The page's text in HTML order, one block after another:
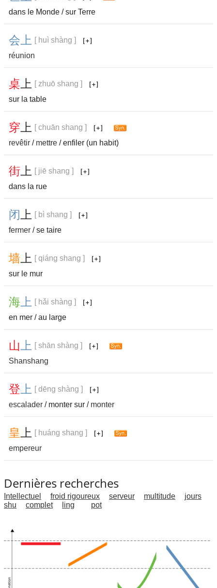
dans le Monde / sur Terre
会 上 [ huì shàng ]
réunion
桌 上 [ zhuō shang ]
sur la table
穿 上 [ chuān shang ]
revêtir / mettre / enfiler (un habit)
街 上 [ jiē shang ]
dans la rue
闭 上 [ bì shang ]
fermer / se taire
墙 上 [ qiáng shang ]
sur le mur
海 上 [ hǎi shàng ]
en mer / au large
山 上 [ shān shàng ]
Shanshang
登 上 [ dēng shàng ]
escalader / monter sur / monter
皇 上 [ huáng shang ]
empereur
Dernières recherches
Intellectuel froid rigoureux serveur multitude
jours
shu
complet ling pot